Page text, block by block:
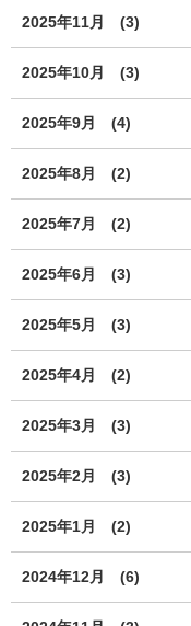
2025年11月 (3)
2025年10月 (3)
2025年9月 (4)
2025年8月 (2)
2025年7月 (2)
2025年6月 (3)
2025年5月 (3)
2025年4月 (2)
2025年3月 (3)
2025年2月 (3)
2025年1月 (2)
2024年12月 (6)